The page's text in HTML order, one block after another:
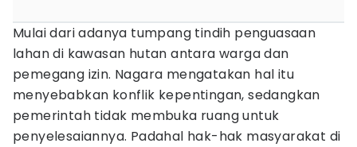
Mulai dari adanya tumpang tindih penguasaan
lahan di kawasan hutan antara warga dan
pemegang izin. Nagara mengatakan hal itu
menyebabkan konflik kepentingan, sedangkan
pemerintah tidak membuka ruang untuk
penyelesaiannya. Padahal hak-hak masyarakat di